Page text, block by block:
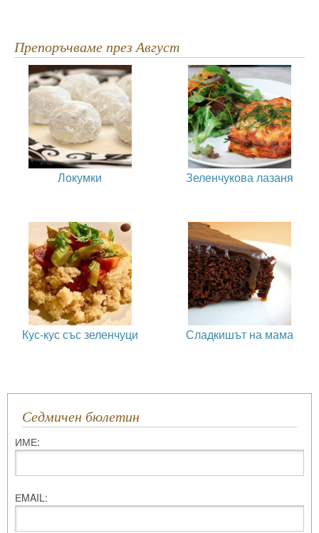
Препоръчваме през Август
Локумки Зеленчукова лазаня
Кус-кус със зеленчуци Сладкишът на мама
Седмичен бюлетин
ИМЕ:
ЕMAIL: